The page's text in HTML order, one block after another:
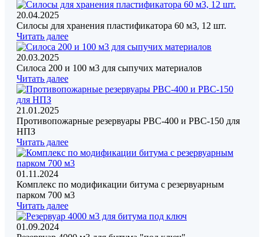
20.04.2025
Силосы для хранения пластификатора 60 м3, 12 шт.
Читать далее
20.03.2025
Силоса 200 и 100 м3 для сыпучих материалов
Читать далее
21.01.2025
Противопожарные резервуары РВС-400 и РВС-150 для
НПЗ
Читать далее
01.11.2024
Комплекс по модификации битума с резервуарным
парком 700 м3
Читать далее
01.09.2024